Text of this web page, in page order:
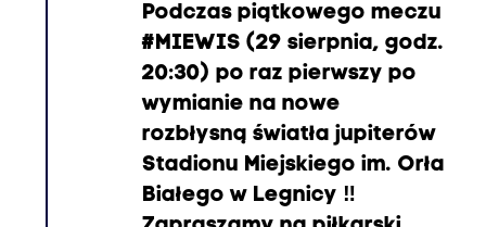
Podczas piątkowego meczu
#MIEWIS (29 sierpnia, godz.
20:30) po raz pierwszy po
wymianie na nowe
rozbłysną światła jupiterów
Stadionu Miejskiego im. Orła
Białego w Legnicy ‼️